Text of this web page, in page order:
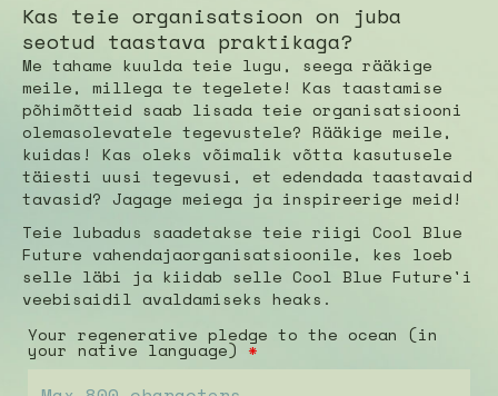
Kas teie organisatsioon on juba
seotud taastava praktikaga?
Me tahame kuulda teie lugu, seega rääkige
meile, millega te tegelete! Kas taastamise
põhimõtteid saab lisada teie organisatsiooni
olemasolevatele tegevustele? Rääkige meile,
kuidas! Kas oleks võimalik võtta kasutusele
täiesti uusi tegevusi, et edendada taastavaid
tavasid? Jagage meiega ja inspireerige meid!
Teie lubadus saadetakse teie riigi Cool Blue
Future vahendajaorganisatsioonile, kes loeb
selle läbi ja kiidab selle Cool Blue Future'i
veebisaidil avaldamiseks heaks.
Your regenerative pledge to the ocean (in
your native language) *